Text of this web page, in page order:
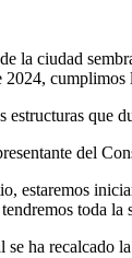
la ciudad
2024,
estructuras que
del
estaremos
toda
ha recalcado